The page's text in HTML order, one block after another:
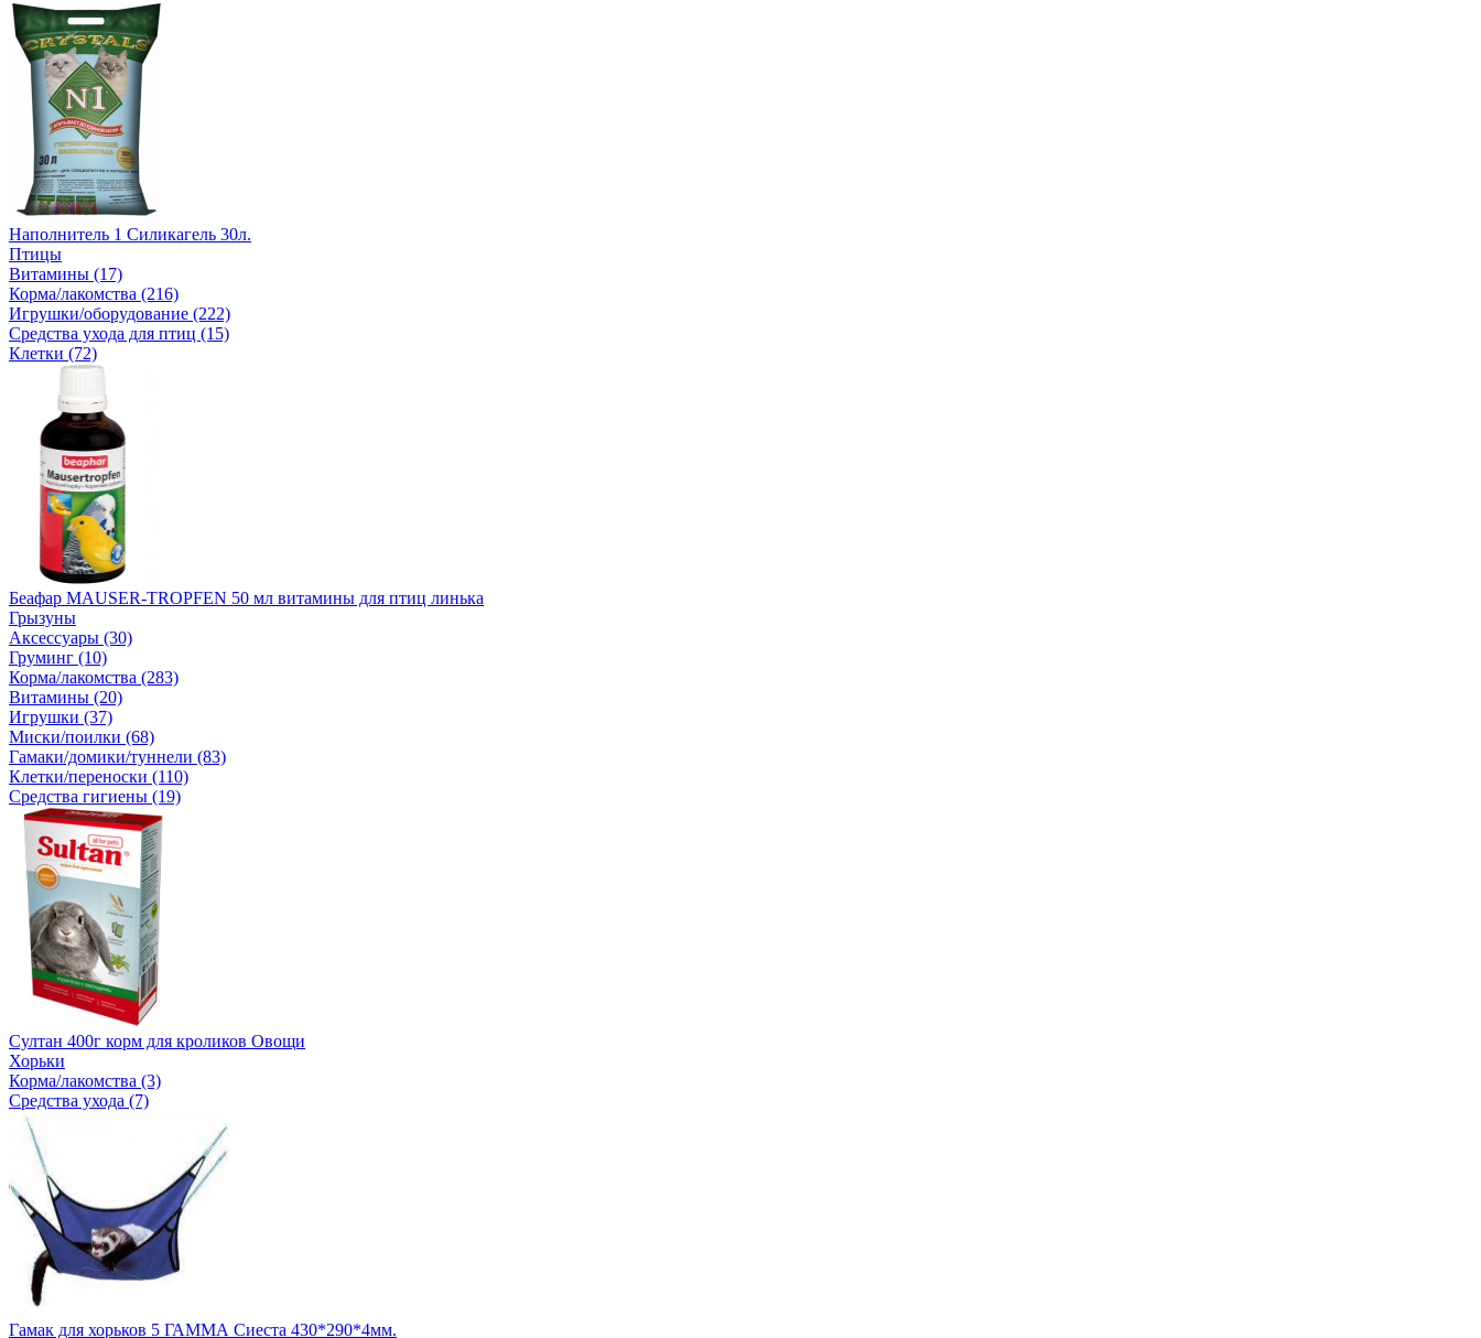
Наполнитель 1 Силикагель 30л.
Птицы
Витамины (17)
Корма/лакомства (216)
Игрушки/оборудование (222)
Средства ухода для птиц (15)
Клетки (72)
Беафар MAUSER-TROPFEN 50 мл витамины для птиц линька
Грызуны
Аксессуары (30)
Груминг (10)
Корма/лакомства (283)
Витамины (20)
Игрушки (37)
Миски/поилки (68)
Гамаки/домики/туннели (83)
Клетки/переноски (110)
Средства гигиены (19)
Султан 400г корм для кроликов Овощи
Хорьки
Корма/лакомства (3)
Средства ухода (7)
Гамак для хорьков 5 ГАММА Сиеста 430*290*4мм.